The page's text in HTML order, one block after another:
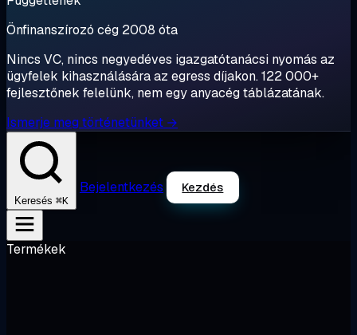
Önfinanszírozó cég 2008 óta
Nincs VC, nincs negyedéves igazgatótanácsi nyomás az
ügyfelek kihasználására az egress díjakon. 122 000+
fejlesztőnek felelünk, nem egy anyacég táblázatának.
Ismerje meg történetünket →
Keresés ⌘K
Bejelentkezés Kezdés
Termékek